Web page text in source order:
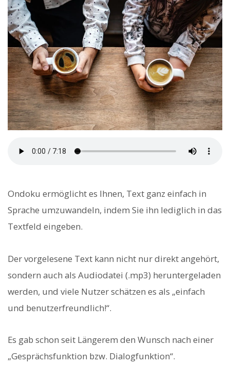
Ondoku ermöglicht es Ihnen, Text ganz einfach in
Sprache umzuwandeln, indem Sie ihn lediglich in das
Textfeld eingeben.
Der vorgelesene Text kann nicht nur direkt angehört,
sondern auch als Audiodatei (.mp3) heruntergeladen
werden, und viele Nutzer schätzen es als „einfach
und benutzerfreundlich!“.
Es gab schon seit Längerem den Wunsch nach einer
„Gesprächsfunktion bzw. Dialogfunktion“.